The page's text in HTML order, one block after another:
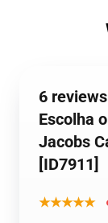
6
Escolha
Jacobs
[ID7911]
★★★★★